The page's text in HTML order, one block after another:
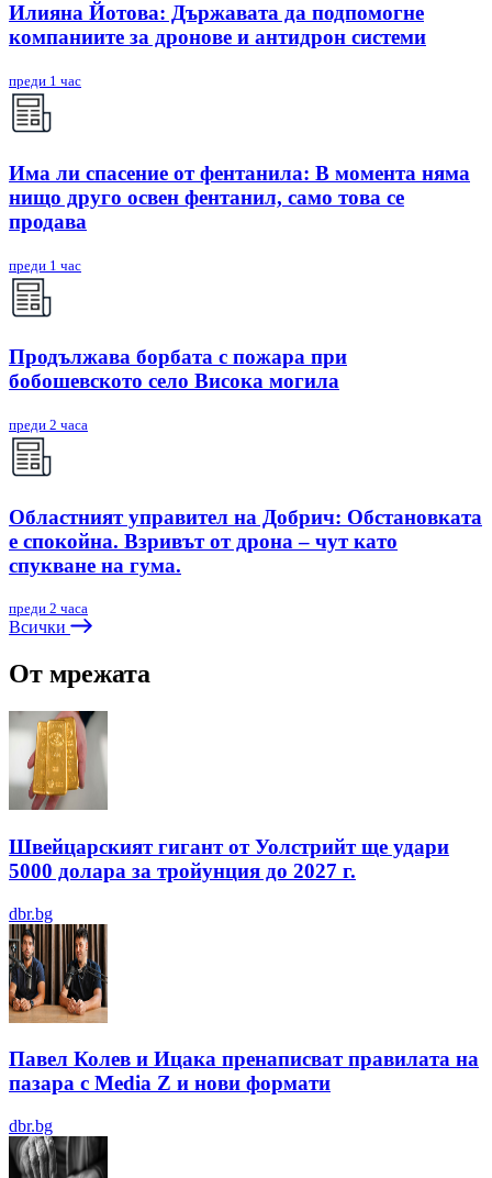
Илияна Йотова: Държавата да подпомогне
компаниите за дронове и антидрон системи
преди 1 час
Има ли спасение от фентанила: В момента няма
нищо друго освен фентанил, само това се
продава
преди 1 час
Продължава борбата с пожара при
бобошевското село Висока могила
преди 2 часа
Областният управител на Добрич: Обстановката
е спокойна. Взривът от дрона – чут като
спукване на гума.
преди 2 часа
Всички
От мрежата
Швейцарският гигант от Уолстрийт ще удари
5000 долара за тройунция до 2027 г.
dbr.bg
Павел Колев и Ицака пренаписват правилата на
пазара с Media Z и нови формати
dbr.bg